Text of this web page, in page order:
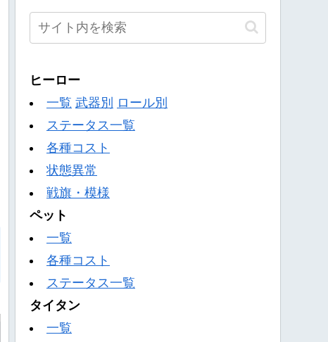
ヒーロー
一覧 武器別 ロール別
ステータス一覧
各種コスト
状態異常
戦旗・模様
ペット
一覧
各種コスト
ステータス一覧
タイタン
一覧